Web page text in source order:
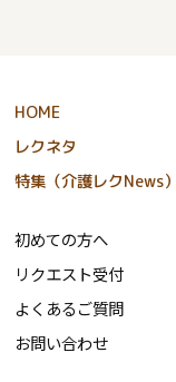
HOME
レクネタ
特集（介護レクNews）
初めての方へ
リクエスト受付
よくあるご質問
お問い合わせ